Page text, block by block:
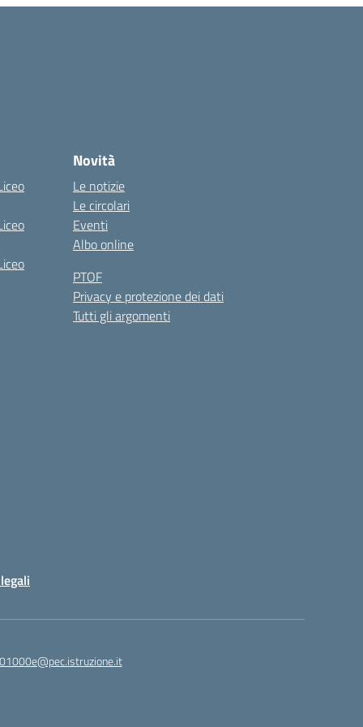
Novità
Le notizie
Le circolari
Eventi
Albo online
PTOF
Privacy e protezione dei dati
Tutti gli argomenti